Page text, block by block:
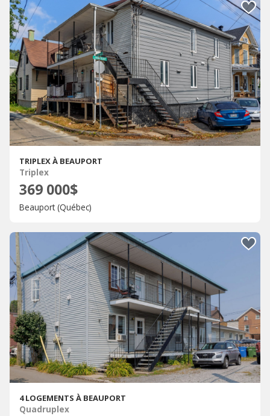
TRIPLEX À BEAUPORT
Triplex
369 000$
Beauport (Québec)
4 LOGEMENTS À BEAUPORT
Quadruplex